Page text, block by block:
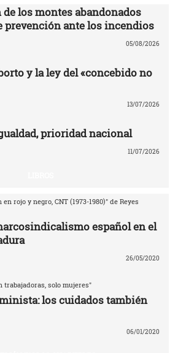
los montes abandonados
prevención ante los incendios
05/08/2026
y la ley del «concebido no
13/07/2026
prioridad nacional
11/07/2026
rojo y negro, CNT (1973-1980)" de Reyes
español en el
26/05/2020
trabajadoras, solo mujeres"
los cuidados también
06/01/2020